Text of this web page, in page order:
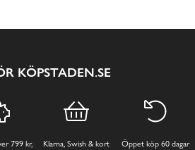
KÖPSTADEN.SE
799 kr,
Klarna, Swish & kort Öppet köp 60 dagar